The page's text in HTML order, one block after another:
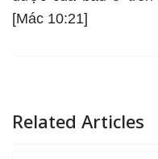
[Mác 10:21]
Related Articles